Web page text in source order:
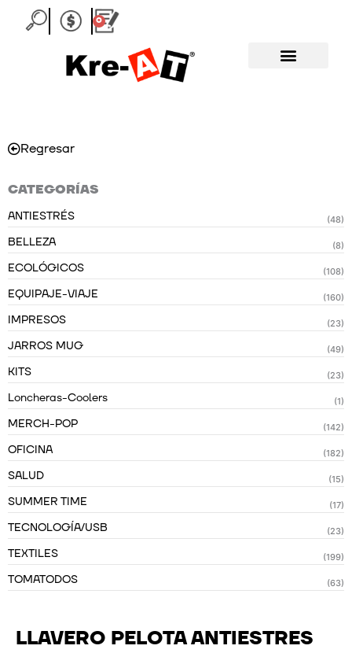
0
Carrito
Regresar
CATEGORÍAS
ANTIESTRÉS (48)
BELLEZA (8)
ECOLÓGICOS (108)
EQUIPAJE-VIAJE (160)
IMPRESOS (23)
JARROS MUG (49)
KITS (23)
Loncheras-Coolers (1)
MERCH-POP (142)
OFICINA (182)
SALUD (15)
SUMMER TIME (17)
TECNOLOGÍA/USB (23)
TEXTILES (199)
TOMATODOS (63)
LLAVERO PELOTA ANTIESTRES